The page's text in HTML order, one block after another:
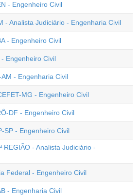
- Engenheiro Civil
- Analista Judiciário - Engenharia Civil
- Engenheiro Civil
Engenheiro Civil
- Engenharia Civil
MG - Engenheiro Civil
DF - Engenheiro Civil
SP - Engenheiro Civil
REGIÃO - Analista Judiciário -
Federal - Engenheiro Civil
- Engenharia Civil